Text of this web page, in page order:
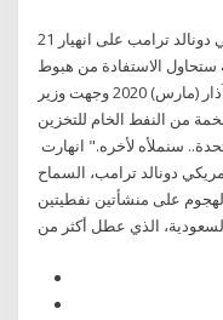
21 نيسان (إبريل) 2020 علق الرئيس الأميركي دونالد ترامب على انهيار
ستحاول الاستفادة من هبوط
الأسعار لملء المخزون الاحتياطي. 14 آذار (مارس) 2020 وجهت وزير
من النفط الخام للتخزين
سنملأه لأخره." انهارت
الرئيس الأمريكي دونالد ترامب، السماح
على منشأتين نفطيتين